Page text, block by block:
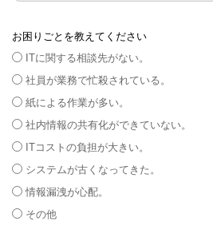
お困りごとを教えてください
ITに関する相談先がない。
社員が業務で忙殺されている。
紙による作業が多い。
社内情報の共有化ができていない。
ITコストの負担が大きい。
システムが古くなってきた。
情報漏洩が心配。
その他